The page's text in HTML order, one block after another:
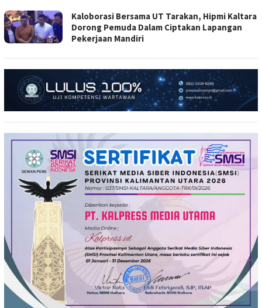
Kaloborasi Bersama UT Tarakan, Hipmi Kaltara
Dorong Pemuda Dalam Ciptakan Lapangan
Pekerjaan Mandiri